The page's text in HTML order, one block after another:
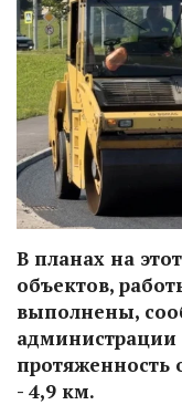
В планах на
объектов,
выполнены,
администрации
протяженность
- 4,9 км.